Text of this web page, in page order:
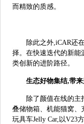
而精致的质感。
除此之外,iCAR还
择。在快速迭代的新能
类创新的进阶路径。
生态好物集结,带
除了颜值在线的
叠储物箱、机能猫窝、
玩具车Jelly Car,以V23